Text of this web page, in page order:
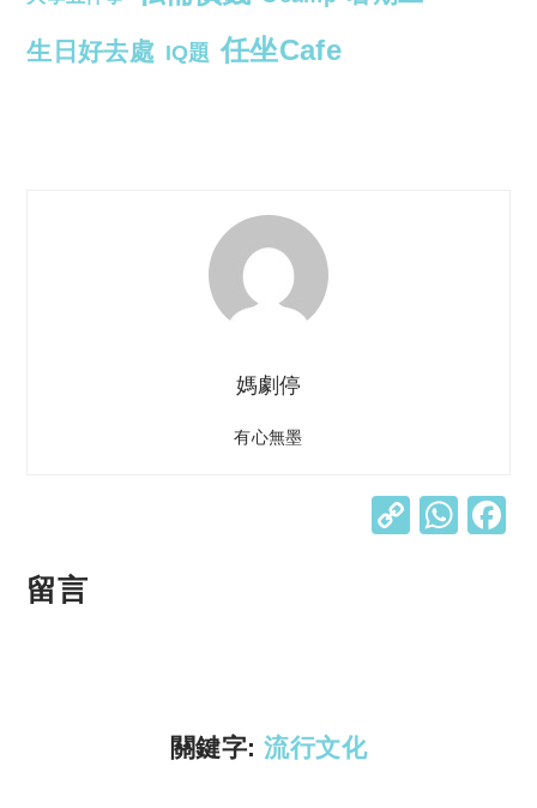
生日好去處 IQ題 任坐Cafe
媽劇停
有心無墨
C W
留言
關鍵字:流行文化